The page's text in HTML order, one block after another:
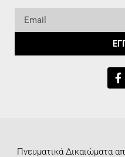
Πνευματικά Δικαιώματα